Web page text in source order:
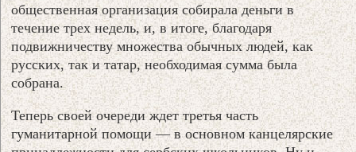
общественная организация собирала деньги в
течение трех недель, и, в итоге, благодаря
подвижничеству множества обычных людей, как
русских, так и татар, необходимая сумма была
собрана.
Теперь своей очереди ждет третья часть
гуманитарной помощи — в основном канцелярские